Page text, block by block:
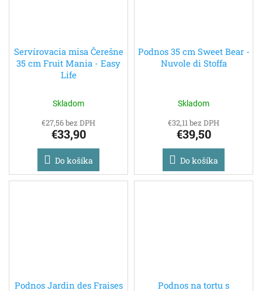
Servírovacia misa Čerešne
35 cm Fruit Mania - Easy
Life
Skladom
€27,56 bez DPH
€33,90
Do košíka
Podnos 35 cm Sweet Bear -
Nuvole di Stoffa
Skladom
€32,11 bez DPH
€39,50
Do košíka
Podnos Jardin des Fraises
Podnos na tortu s